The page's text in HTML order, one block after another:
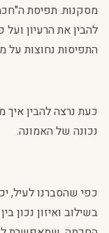
מסקנות. תפיסת
להבין את הרעיון
התפיסות נחוצות על
כעת נרצה להבין
נכונה של האמונה.
כפי שהסברנו לעיל,
בשילוב ואיזון נכון